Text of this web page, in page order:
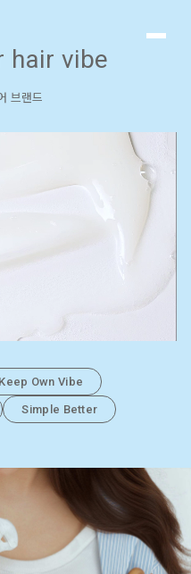
더라도 깊이 있고 부드럽게
헤어 케어 브랜드입니다.
hair vibe
브랜드
Keep Own Vibe
Simple Better